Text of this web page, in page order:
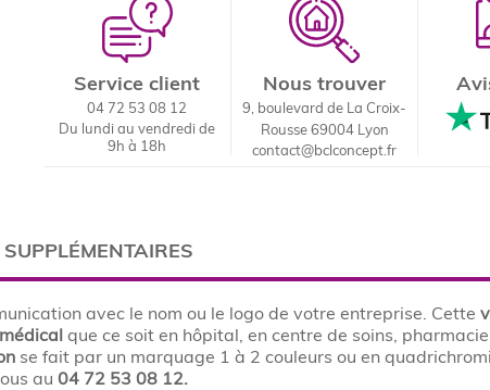
Service client
04 72 53 08 12
Du lundi au vendredi de
9h à 18h
Nous trouver
9, boulevard de La Croix-
Rousse 69004 Lyon
contact@bclconcept.fr
avec le nom ou le logo de votre entreprise. Cette
que ce soit en hôpital, en centre de soins,
se fait par un marquage 1 à 2 couleurs ou en
au04 72 53 08 12.